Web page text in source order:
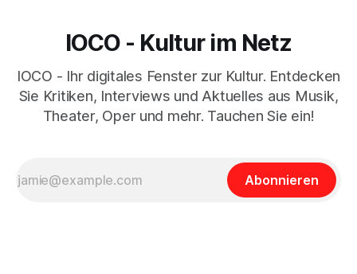
IOCO - Kultur im Netz
IOCO - Ihr digitales Fenster zur Kultur. Entdecken
Sie Kritiken, Interviews und Aktuelles aus Musik,
Theater, Oper und mehr. Tauchen Sie ein!
Abonnieren